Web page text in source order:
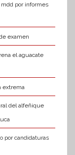
mdd por informes
examen
el aguacate
extrema
del alfeñique
por candidaturas